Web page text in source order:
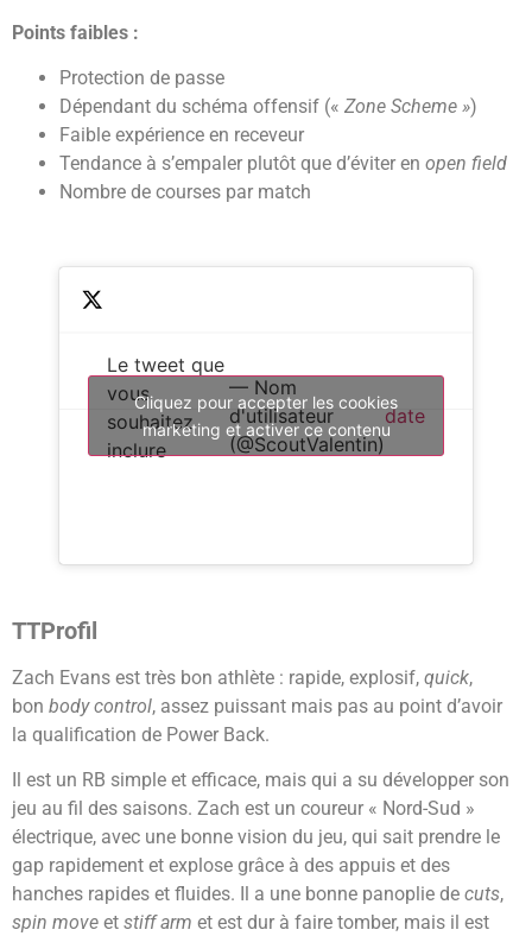
Points faibles :
Protection de passe
Dépendant du schéma offensif (« Zone Scheme »)
Faible expérience en receveur
Tendance à s’empaler plutôt que d’éviter en open field
Nombre de courses par match
Le tweet que
vous
souhaitez
inclure
— Nom
d'utilisateur
(@ScoutValentin)
date
Cliquez pour accepter les cookies
marketing et activer ce contenu
TTProfil
Zach Evans est très bon athlète : rapide, explosif, quick,
bon body control, assez puissant mais pas au point d’avoir
la qualification de Power Back.
Il est un RB simple et efficace, mais qui a su développer son
jeu au fil des saisons. Zach est un coureur « Nord-Sud »
électrique, avec une bonne vision du jeu, qui sait prendre le
gap rapidement et explose grâce à des appuis et des
hanches rapides et fluides. Il a une bonne panoplie de cuts,
spin move et stiff arm et est dur à faire tomber, mais il est